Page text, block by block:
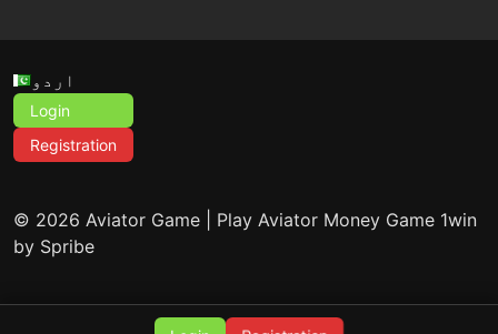
اردو
Login
Registration
© 2026 Aviator Game | Play Aviator Money Game 1win
by Spribe